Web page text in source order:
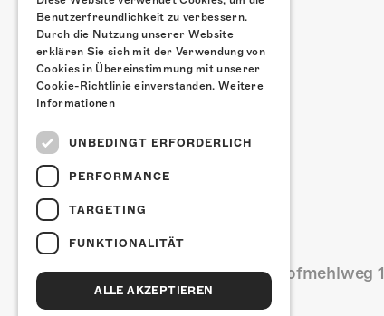
Kulturfabrik Kofmehl Kofmehlweg 1
Benutzerfreundlichkeit zu verbessern.
Durch die Nutzung unserer Website
erklären Sie sich mit der Verwendung von
Cookies in Übereinstimmung mit unserer
Cookie-Richtlinie einverstanden. Weitere
Informationen
UNBEDINGT ERFORDERLICH
PERFORMANCE
TARGETING
FUNKTIONALITÄT
ALLE AKZEPTIEREN